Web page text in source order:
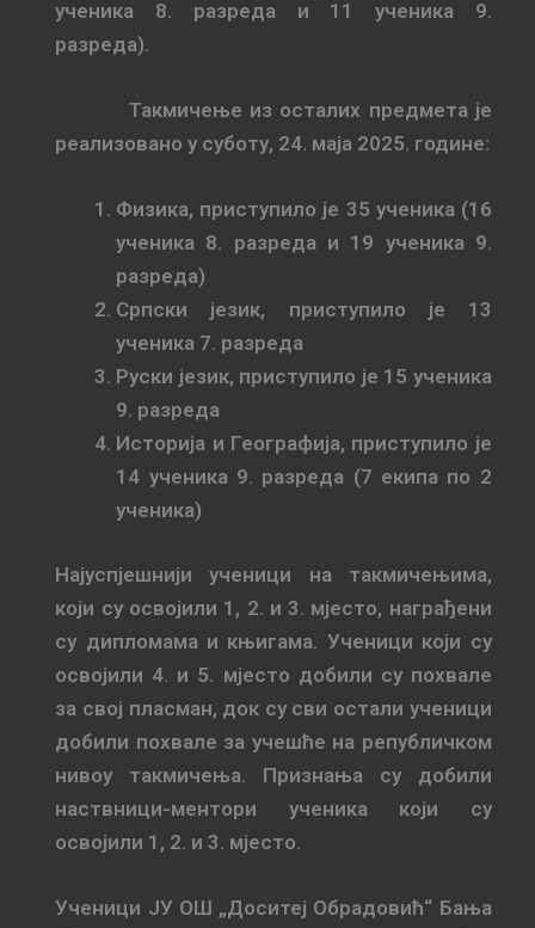
ученика 8. разреда и 11 ученика 9.
разреда).
Такмичење из осталих предмета је
реализовано у суботу, 24. маја 2025. године:
Физика, приступило је 35 ученика (16
ученика 8. разреда и 19 ученика 9.
разреда)
Српски језик, приступило је 13
ученика 7. разреда
Руски језик, приступило је 15 ученика
9. разреда
Историја и Географија, приступило је
14 ученика 9. разреда (7 екипа по 2
ученика)
Најуспјешнији ученици на такмичењима,
који су освојили 1, 2. и 3. мјесто, награђени
су дипломама и књигама. Ученици који су
освојили 4. и 5. мјесто добили су похвале
за свој пласман, док су сви остали ученици
добили похвале за учешће на републичком
нивоу такмичења. Признања су добили
наствници-ментори ученика који су
освојили 1, 2. и 3. мјесто.
Ученици ЈУ ОШ „Доситеј Обрадовић“ Бања